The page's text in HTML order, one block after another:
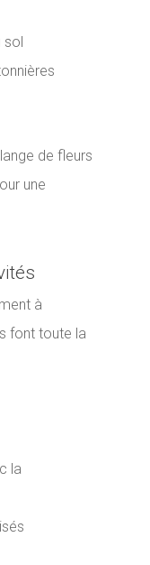
sol
de fleurs
une
à
font toute la
la